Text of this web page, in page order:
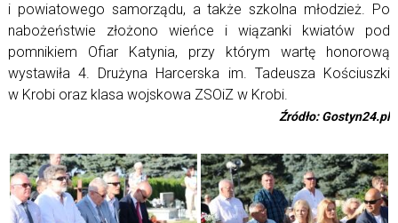
i powiatowego samorządu, a także szkolna młodzież. Po
nabożeństwie złożono wieńce i wiązanki kwiatów pod
pomnikiem Ofiar Katynia, przy którym wartę honorową
wystawiła 4. Drużyna Harcerska im. Tadeusza Kościuszki
w Krobi oraz klasa wojskowa ZSOiZ w Krobi.
Źródło: Gostyn24.pl